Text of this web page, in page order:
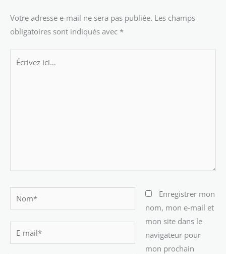
Votre adresse e-mail ne sera pas publiée. Les champs
obligatoires sont indiqués avec *
Écrivez
mail*
Enregistrer mon
nom, mon e-mail et
mon site dans le
navigateur pour
mon prochain